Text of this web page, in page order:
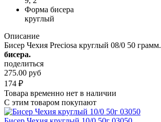
Форма бисера
круглый
Описание
Бисер Чехия Preciosa круглый 08/0 50 грамм.
бисера.
поделиться
275.00 руб
174 ₽
Товара временно нет в наличии
С этим товаром покупают